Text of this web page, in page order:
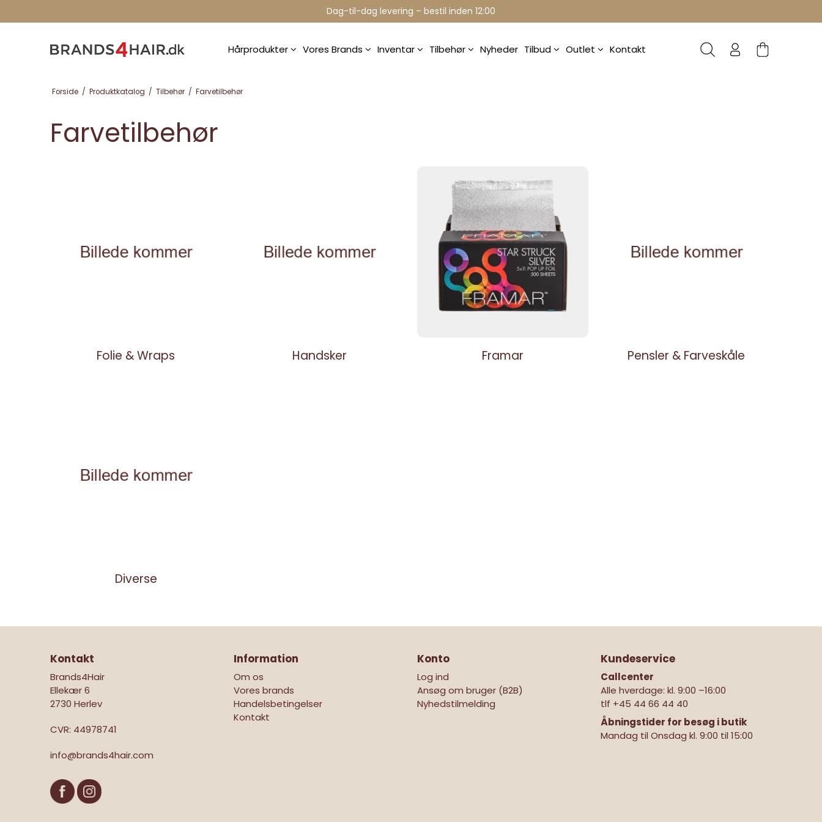
Dag-til-dag levering – bestil inden 12:00
Hårprodukter Vores Brands Inventar Tilbehør Nyheder Tilbud Outlet Kontakt
Forside / Produktkatalog / Tilbehør / Farvetilbehør
Farvetilbehør
Folie & Wraps Handsker Framar Pensler & Farveskåle
Diverse
Kontakt
Brands4Hair
Ellekær 6
2730 Herlev
CVR: 44978741
info@brands4hair.com
Information
Om os
Vores brands
Handelsbetingelser
Kontakt
Konto
Log ind
Ansøg om bruger (B2B)
Nyhedstilmelding
Kundeservice
Callcenter
Alle hverdage: kl. 9:00 –16:00
tlf +45 44 66 44 40
Åbningstider for besøg i butik
Mandag til Onsdag kl. 9:00 til 15:00